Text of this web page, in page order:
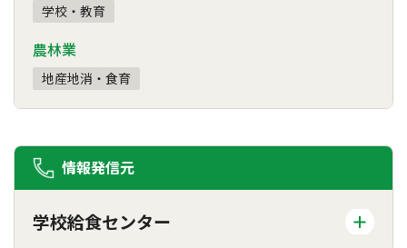
学校・教育
農林業
地産地消・食育
情報発信元
学校給食センター